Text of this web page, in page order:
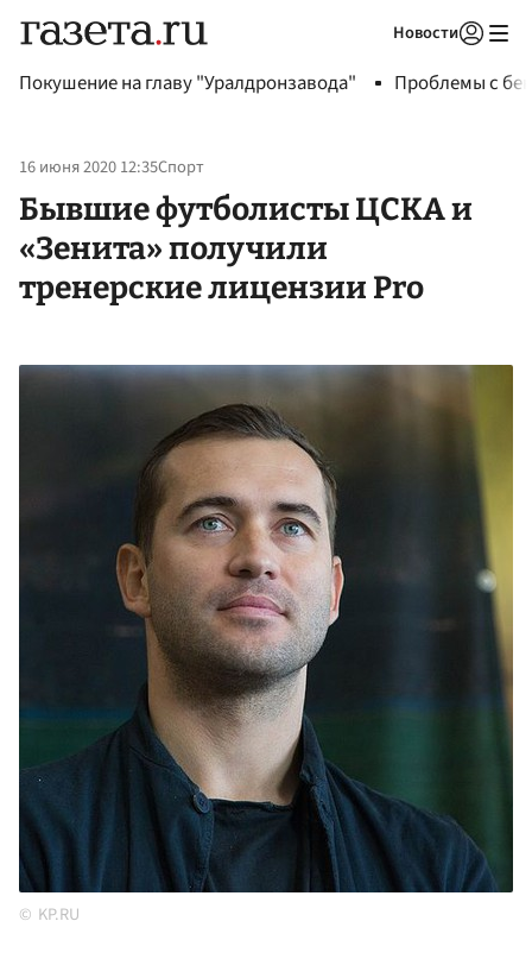
Новости
Покушение на главу "Уралдронзавода" Проблемы с
16 июня 2020 12:35Спорт
Бывшие футболисты ЦСКА и
«Зенита» получили
тренерские лицензии Pro
KP.RU